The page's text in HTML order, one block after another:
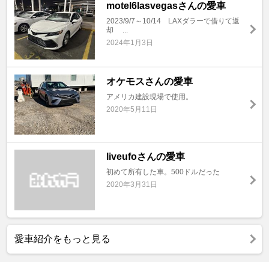
motel6lasvegasさんの愛車
2023/9/7～10/14 LAXダラーで借りて返
却 ...
2024年1月3日
オケモスさんの愛車
アメリカ建設現場で使用。
2020年5月11日
liveufoさんの愛車
初めて所有した車。500ドルだった
2020年3月31日
愛車紹介をもっと見る